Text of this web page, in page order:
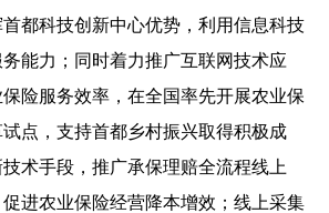
都科技创新中心优势，利用信息科技
能力；同时着力推广互联网技术应
险服务效率，在全国率先开展农业保
点，支持首都乡村振兴取得积极成
术手段，推广承保理赔全流程线上
进农业保险经营降本增效；线上采集